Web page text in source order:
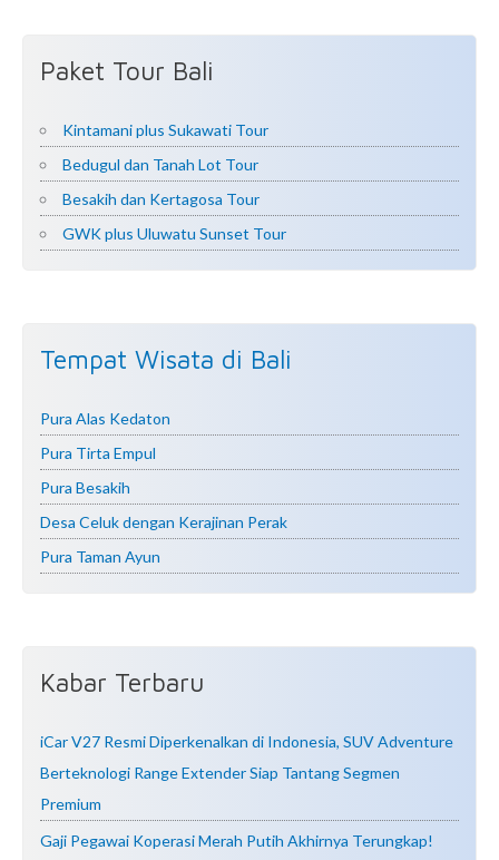
Paket Tour Bali
Kintamani plus Sukawati Tour
Bedugul dan Tanah Lot Tour
Besakih dan Kertagosa Tour
GWK plus Uluwatu Sunset Tour
Tempat Wisata di Bali
Pura Alas Kedaton
Pura Tirta Empul
Pura Besakih
Desa Celuk dengan Kerajinan Perak
Pura Taman Ayun
Kabar Terbaru
iCar V27 Resmi Diperkenalkan di Indonesia, SUV Adventure
Berteknologi Range Extender Siap Tantang Segmen
Premium
Gaji Pegawai Koperasi Merah Putih Akhirnya Terungkap!